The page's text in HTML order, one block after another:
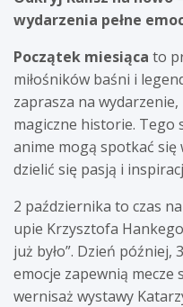
wydarzenia pełne
Początek miesiąca to
miłośników baśni i
zaprasza na
magiczne historie. Tego
anime mogą spotkać
dzielić się pasją i
2 października to czas
upie Krzysztofa
już było”. Dzień
emocje zapewnią mecze
wernisaż wystawy